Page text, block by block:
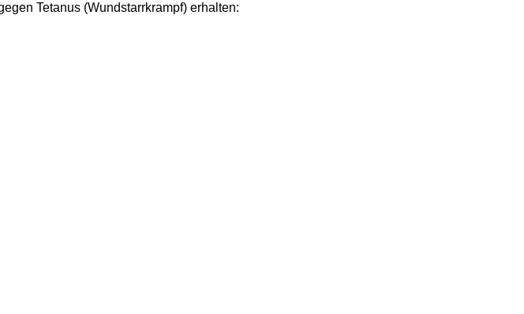
Tetanus (Wundstarrkrampf) erhalten: